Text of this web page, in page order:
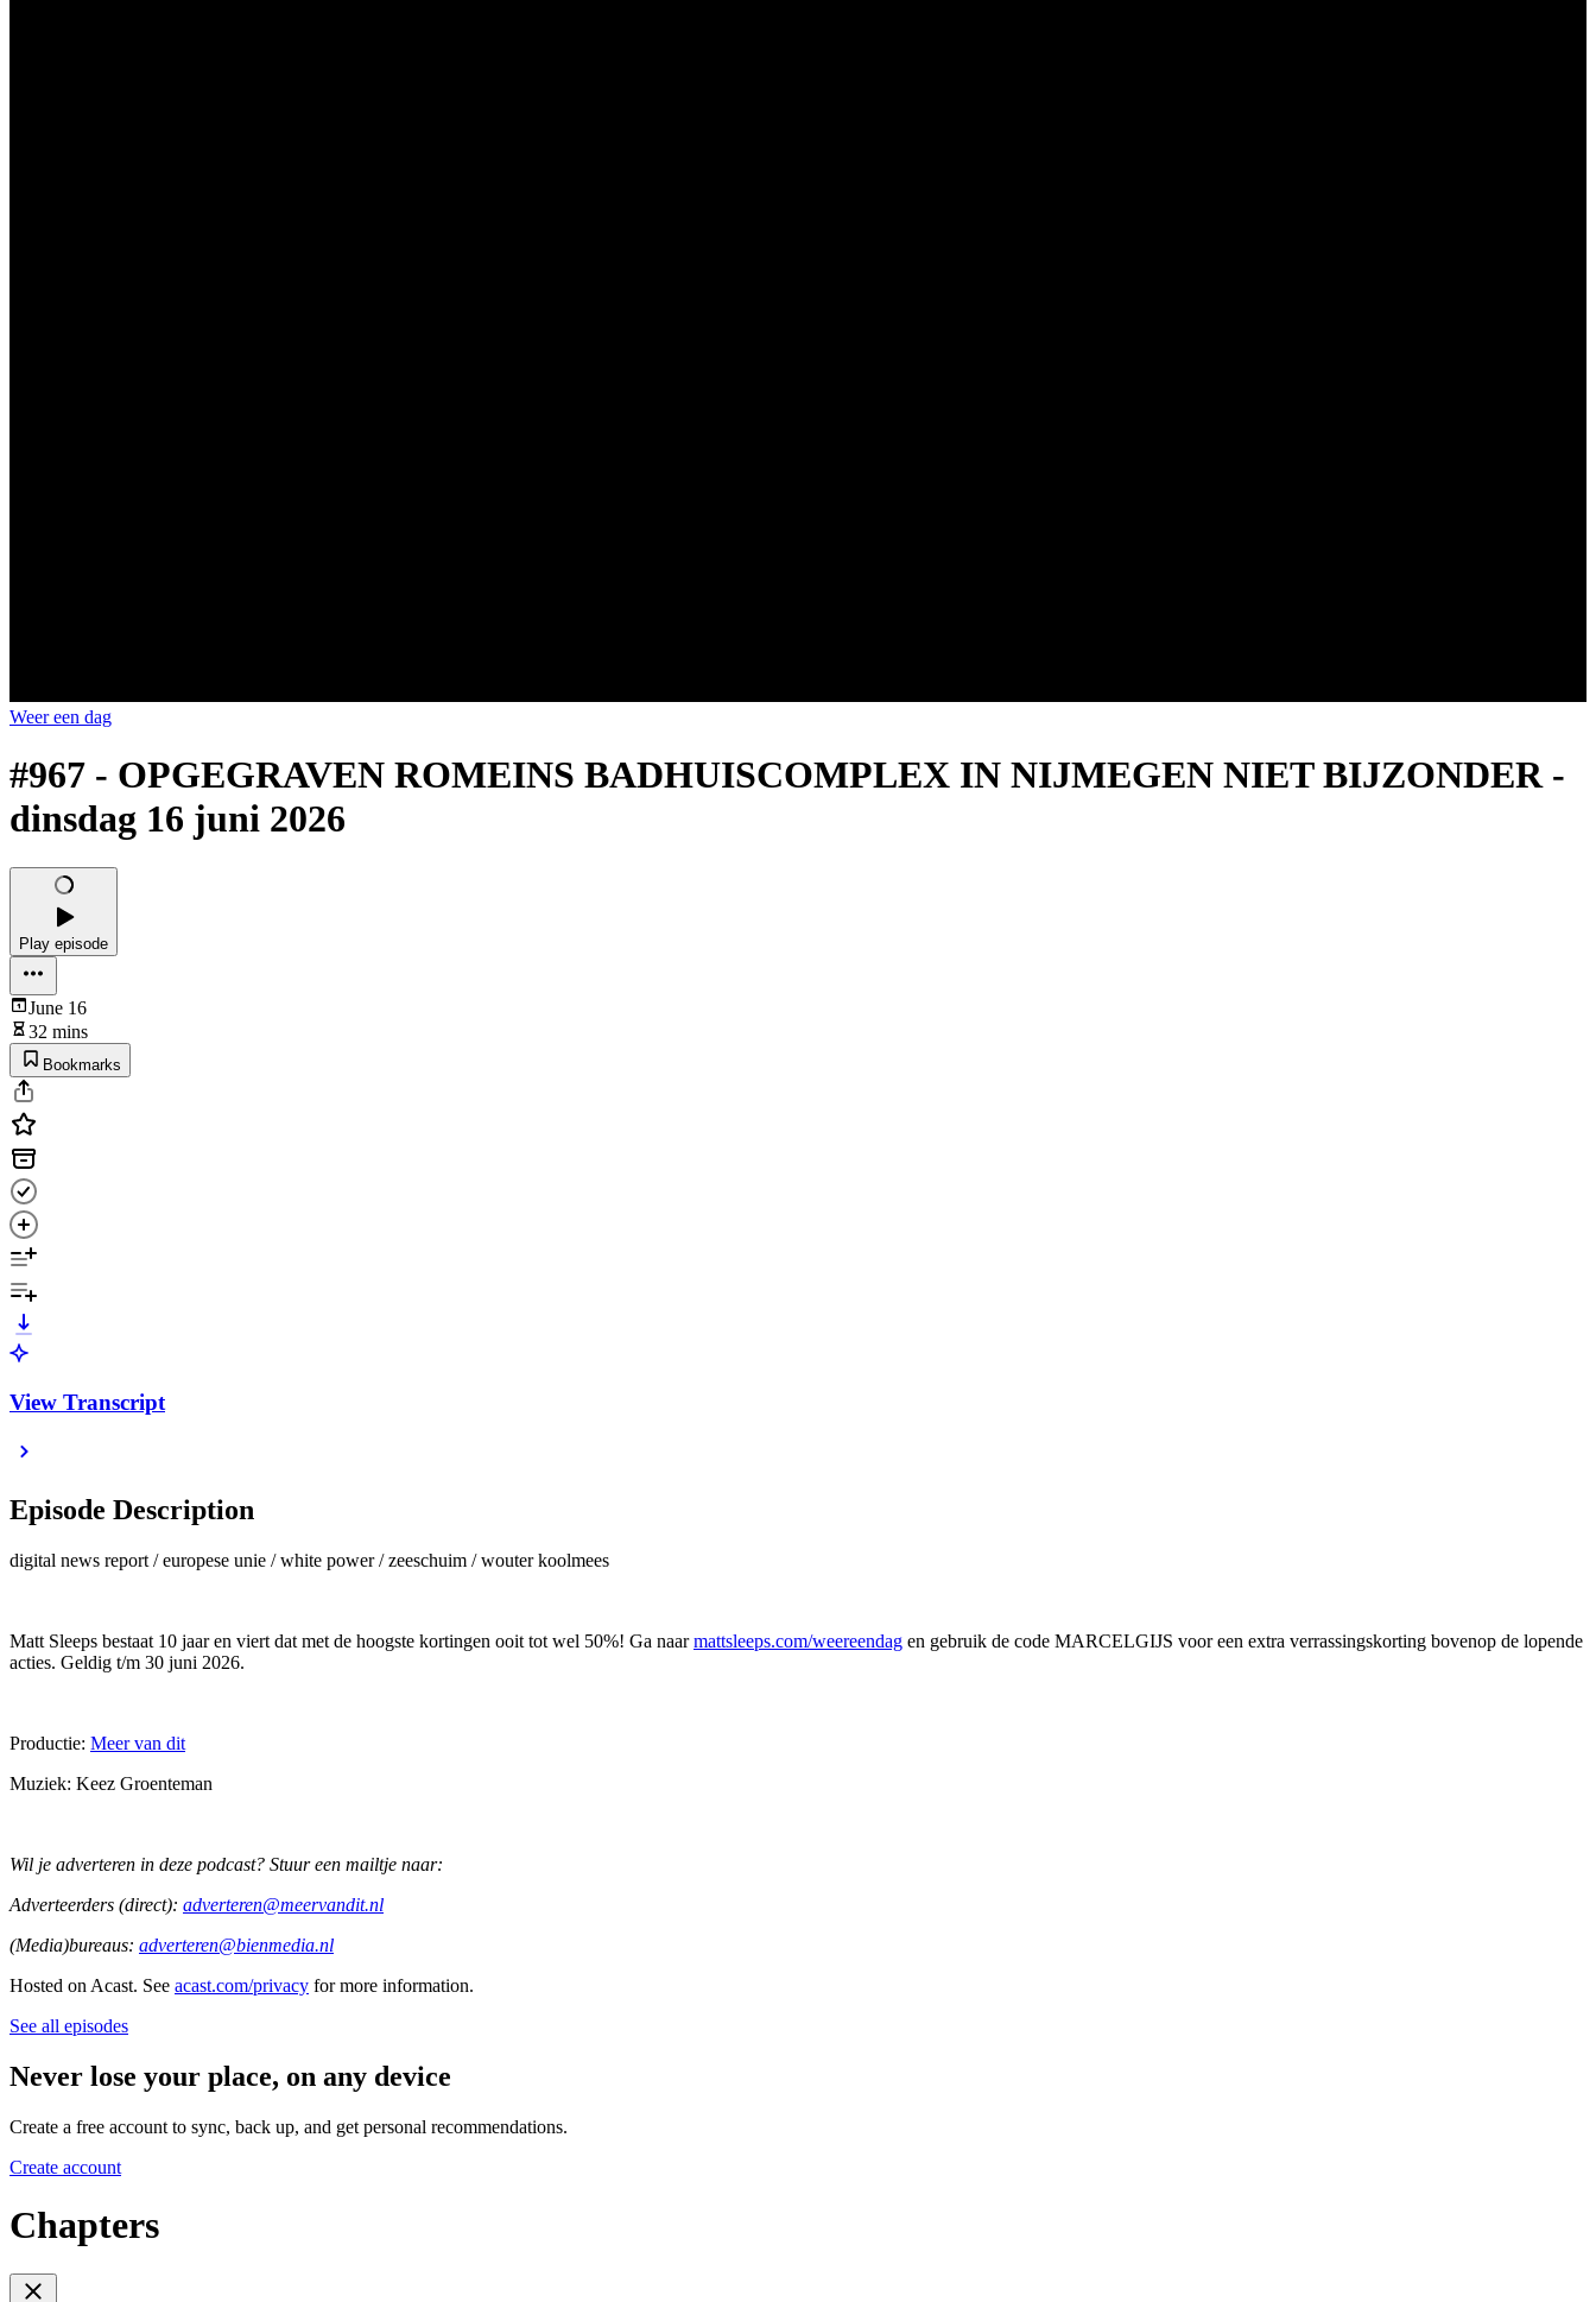
Weer een dag
#967 - OPGEGRAVEN ROMEINS BADHUISCOMPLEX IN NIJMEGEN NIET BIJZONDER -
dinsdag 16 juni 2026
Play episode
June 16
32 mins
Bookmarks
View Transcript
Episode Description
digital news report / europese unie / white power / zeeschuim / wouter koolmees
Matt Sleeps bestaat 10 jaar en viert dat met de hoogste kortingen ooit tot wel 50%! Ga naarmattsleeps.com/weereendag en gebruik de code MARCELGIJS voor een extra verrassingskorting bovenop de lopende
acties. Geldig t/m 30 juni 2026.
Productie: Meer van dit
Muziek: Keez Groenteman
Wil je adverteren in deze podcast? Stuur een mailtje naar:
Adverteerders (direct): adverteren@meervandit.nl
(Media)bureaus: adverteren@bienmedia.nl
Hosted on Acast. See acast.com/privacy for more information.
See all episodes
Never lose your place, on any device
Create a free account to sync, back up, and get personal recommendations.
Create account
Chapters